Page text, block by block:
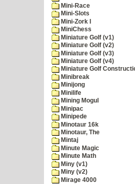
Mini-Race
Mini-Slots
Mini-Zork I
MiniChess
Miniature Golf (v1)
Miniature Golf (v2)
Miniature Golf (v3)
Miniature Golf (v4)
Miniature Golf
Minibreak
Minijong
Minilife
Mining Mogul
Minipac
Minipede
Minotaur 16k
Minotaur, The
Mintaj
Minute Magic
Minute Math
Miny (v1)
Miny (v2)
Mirage 4000